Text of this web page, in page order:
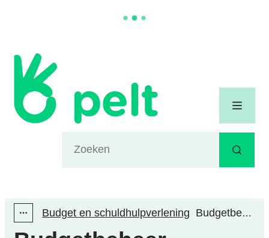
Gemeente Pelt
Zoeken
Menu
Toon alle broodkruimel items
Budget en schuldhulpverlening Budgetbeheer